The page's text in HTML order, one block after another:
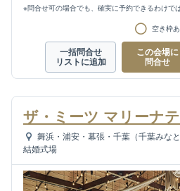
※問合せ可の場合でも、確実に予約できるわけで
空き枠
一括問合せ
リストに追加
この会場に
問合せ
ザ・ミーツ マリーナ
舞浜・浦安・幕張・千葉（千葉みな
結婚式場